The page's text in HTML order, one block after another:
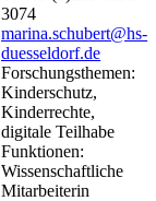
3074
marina.schubert@hs-
duesseldorf.de
Forschungsthemen:
Kinderschutz,
Kinderrechte,
digitale Teilhabe
Funktionen:
Wissenschaftliche
Mitarbeiterin